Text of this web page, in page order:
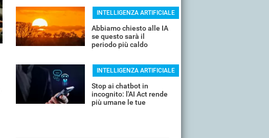
INTELLIGENZA ARTIFICIALE
Abbiamo chiesto alle IA
se questo sarà il
periodo più caldo
INTELLIGENZA ARTIFICIALE
Stop ai chatbot in
incognito: l'AI Act rende
più umane le tue